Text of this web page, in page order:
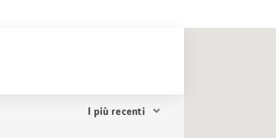
Ordina